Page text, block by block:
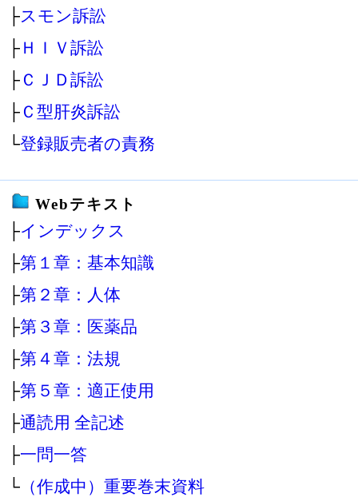
├スモン訴訟
├ ＨＩＶ訴訟
├ ＣＪＤ訴訟
├ Ｃ型肝炎訴訟
└登録販売者の責務
Webテキスト
├インデックス
├第１章：基本知識
├第２章：人体
├第３章：医薬品
├第４章：法規
├第５章：適正使用
├通読用 全記述
├一問一答
└ （作成中）重要巻末資料